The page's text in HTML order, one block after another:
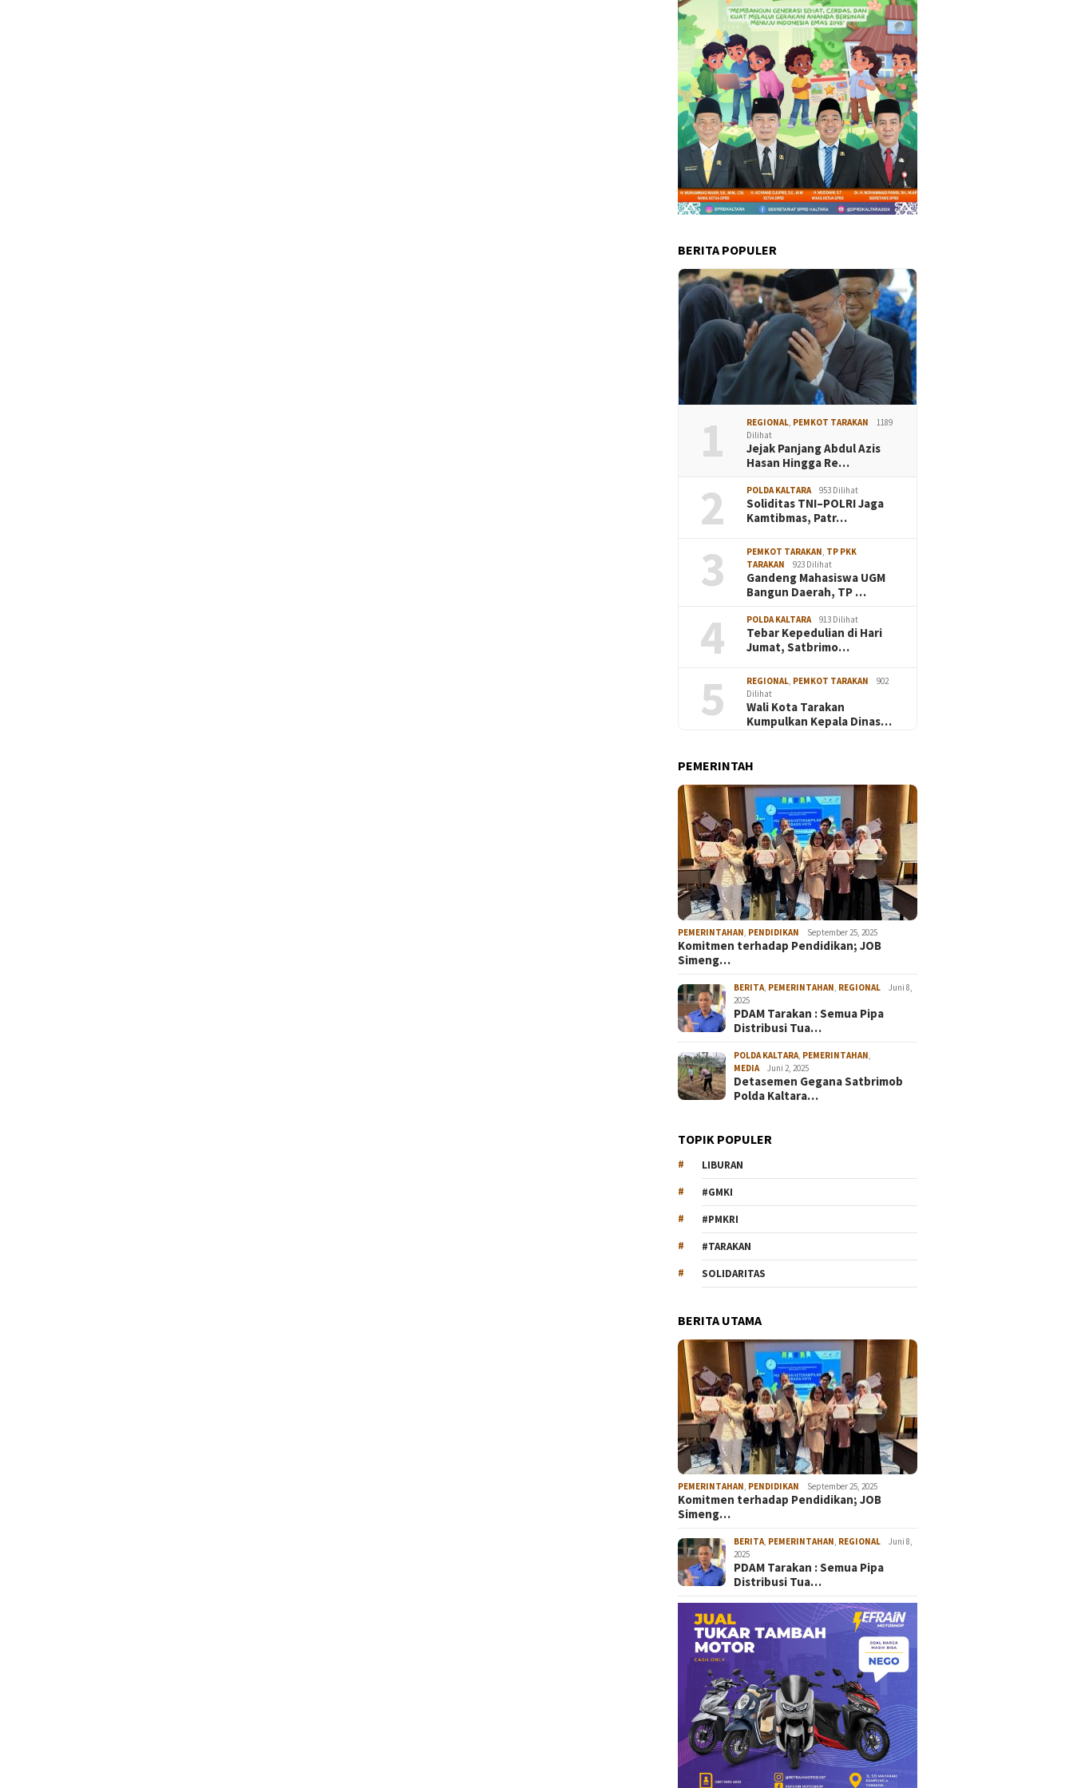
BERITA POPULER
1 REGIONAL PEMKOT TARAKAN
1189
Dilihat
Jejak Panjang Abdul Azis
Hasan Hingga Re…
2 POLDA KALTARA 953 Dilihat
Soliditas TNI–POLRI Jaga
Kamtibmas, Patr…
3 PEMKOT TARAKAN TP PKK
TARAKAN
923 Dilihat
Gandeng Mahasiswa UGM
Bangun Daerah, TP …
4 POLDA KALTARA 913 Dilihat
Tebar Kepedulian di Hari
Jumat, Satbrimo…
5 REGIONAL PEMKOT TARAKAN
902
Dilihat
Wali Kota Tarakan
Kumpulkan Kepala Dinas…
PEMERINTAH
PEMERINTAHAN PENDIDIKAN September 25, 2025
Komitmen terhadap Pendidikan; JOB
Simeng…
BERITA PEMERINTAHAN REGIONAL
Juni 8,
2025
PDAM Tarakan : Semua Pipa
Distribusi Tua…
POLDA KALTARA PEMERINTAHAN
MEDIA
Juni 2, 2025
Detasemen Gegana Satbrimob
Polda Kaltara…
TOPIK POPULER
LIBURAN
#GMKI
#PMKRI
#TARAKAN
SOLIDARITAS
BERITA UTAMA
PEMERINTAHAN, PENDIDIKAN September 25, 2025
Komitmen terhadap Pendidikan; JOB
Simeng…
BERITA, PEMERINTAHAN, REGIONAL
Juni 8,
2025
PDAM Tarakan : Semua Pipa
Distribusi Tua…